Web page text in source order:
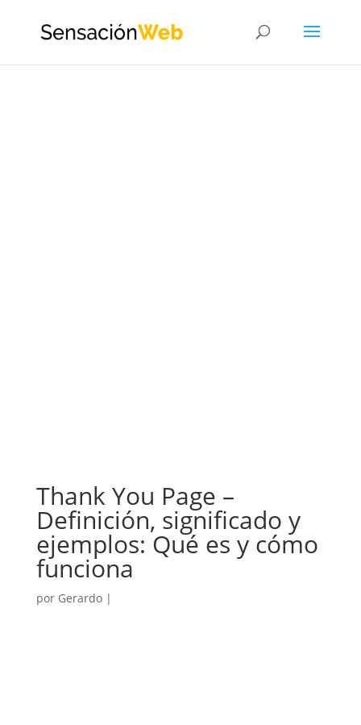
Thank You Page –
Definición, significado y
ejemplos: Qué es y cómo
funciona
por Gerardo|